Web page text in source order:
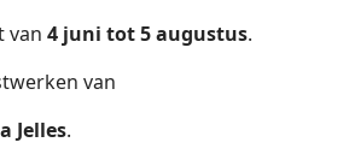
van 4 juni tot 5 augustus.
van
Jelles.